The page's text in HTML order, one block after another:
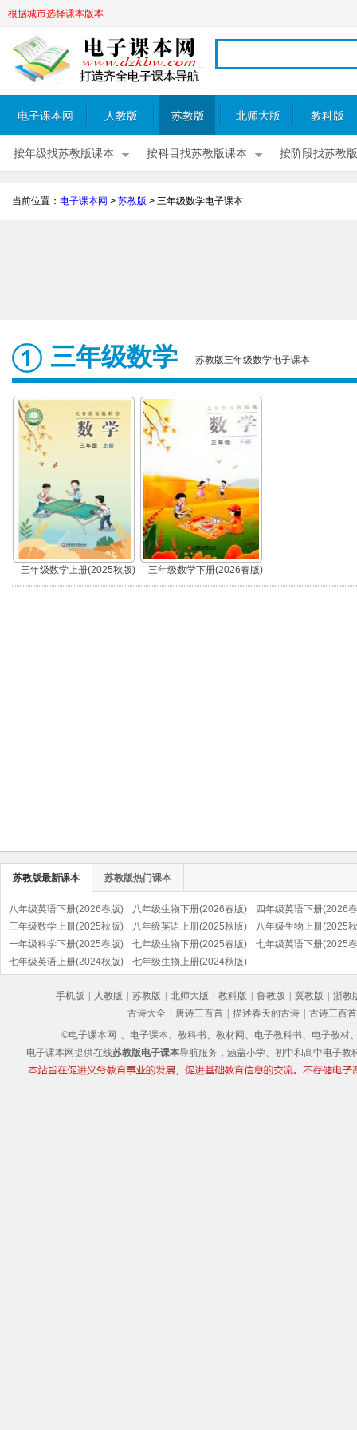
根据城市选择课本版本
电子课本网 人教版 苏教版 北师大版 教科版
按年级找苏教版课本 按科目找苏教版课本 按阶段找苏教
当前位置： 电子课本网 > 苏教版 > 三年级数学电子课本
三年级数学 苏教版三年级数学电子课本
三年级数学上册(2025秋版) 三年级数学下册(2026春版)
苏教版最新课本 苏教版热门课本
八年级英语下册(2026春版) 八年级生物下册(2026春版)
四年级英语下册(2026
三年级数学上册(2025秋版)
八年级英语上册(2025秋版)
八年级生物上册(2025
一年级科学下册(2025春版)
七年级生物下册(2025春版)
七年级英语下册(2025
七年级英语上册(2024秋版)
七年级生物上册(2024秋版)
手机版 人教版 苏教版 北师大版 教科版 鲁教版 冀教版
浙教
古诗大全
唐诗三百首 描述春天的古诗
古诗三百首
©电子课本网 、电子课本、教科书、教材网、电子教科书、电子教材
电子课本网提供在线苏教版电子课本导航服务，涵盖小学、初中和高中电子